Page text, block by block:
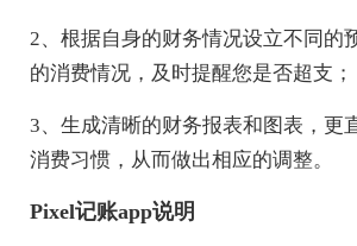
2、根据自身的财务情况设立不同的
的消费情况，及时提醒您是否超支；
3、生成清晰的财务报表和图表，更
消费习惯，从而做出相应的调整。
Pixel记账app说明